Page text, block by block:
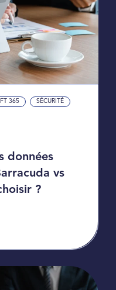
365 SÉCURITÉ
données
vs
?